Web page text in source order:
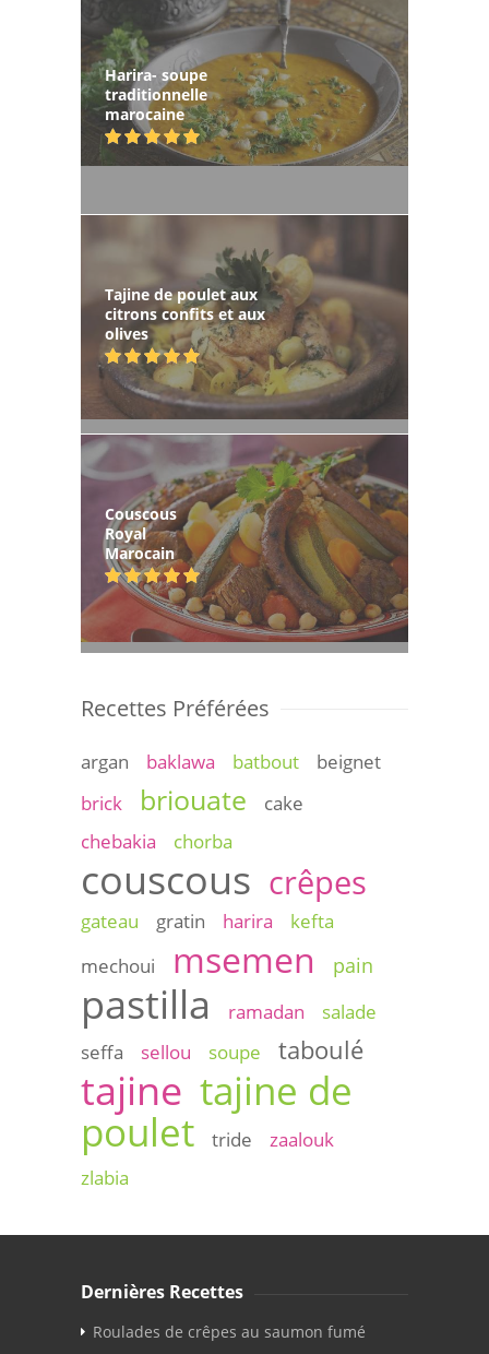
Harira- soupe
traditionnelle
marocaine
Tajine de poulet aux
citrons confits et aux
olives
Couscous
Royal
Marocain
Recettes Préférées
argan baklawa batbout
beignet
brick
briouate
cake
chebakia
chorba
couscous crêpes
gateau gratin harira
kefta
mechoui
msemen pain
pastilla ramadan
salade
seffa
sellou soupe taboulé
tajine tajine de
poulet
tride
zaalouk
zlabia
Dernières Recettes
Roulades de crêpes au saumon fumé